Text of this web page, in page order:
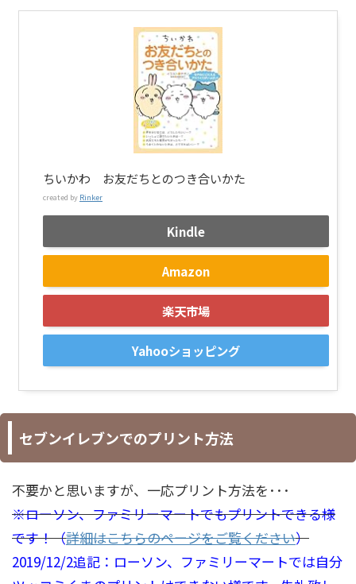
ちいかわ お友だちとのつき合いかた
created by Rinker
Kindle
Amazon
楽天市場
Yahooショッピング
セブンイレブンでのプリント方法
不要かと思いますが、一応プリント方法を･･･
※ローソン、ファミリーマートでもプリントできる様
です！（詳細はこちらのページをご覧ください）
2019/12/2追記：ローソン、ファミリーマートでは自分